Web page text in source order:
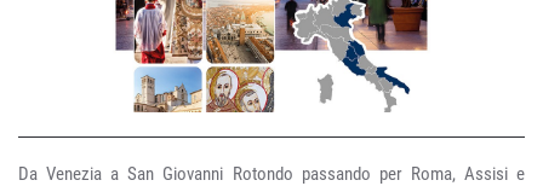
Da Venezia a San Giovanni Rotondo passando per Roma, Assisi e